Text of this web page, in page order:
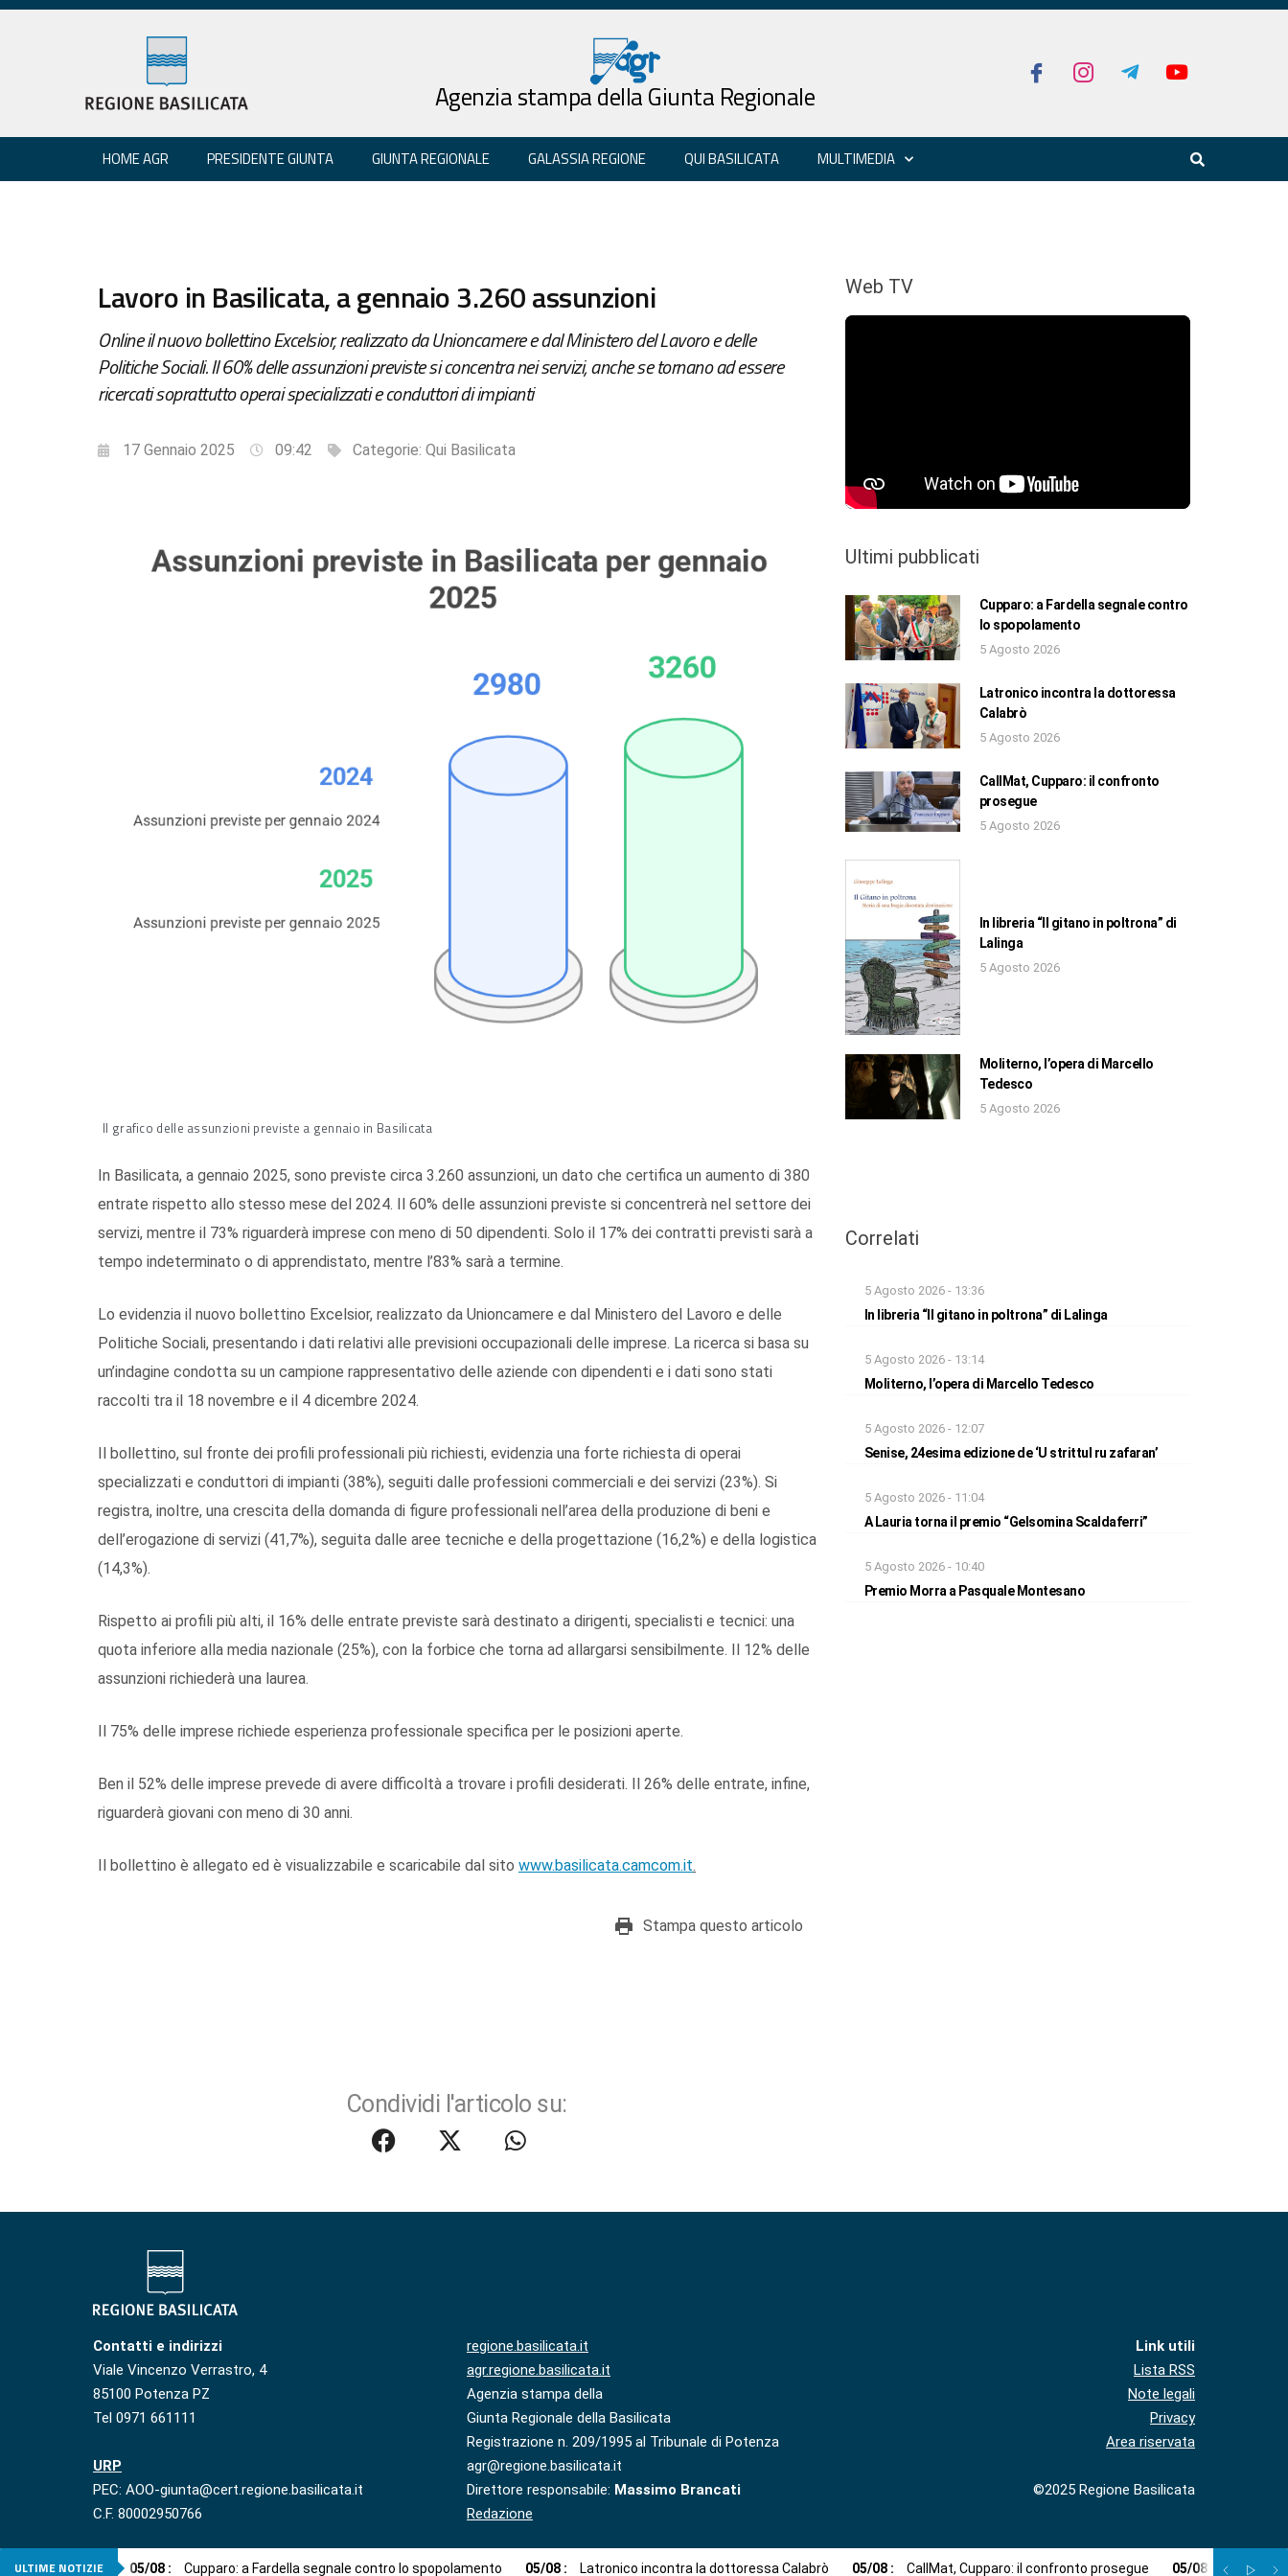
Agenzia stampa della Giunta Regionale
HOME AGR PRESIDENTE GIUNTA GIUNTA REGIONALE GALASSIA REGIONE QUI BASILICATA MULTIMEDIA
Lavoro in Basilicata, a gennaio 3.260 assunzioni
Online il nuovo bollettino Excelsior, realizzato da Unioncamere e dal Ministero del Lavoro e delle
Politiche Sociali. Il 60% delle assunzioni previste si concentra nei servizi, anche se tornano ad essere
ricercati soprattutto operai specializzati e conduttori di impianti
17 Gennaio 2025 09:42 Categorie: Qui Basilicata
Il grafico delle assunzioni previste a gennaio in Basilicata
In Basilicata, a gennaio 2025, sono previste circa 3.260 assunzioni, un dato che certifica un aumento di 380
entrate rispetto allo stesso mese del 2024. Il 60% delle assunzioni previste si concentrerà nel settore dei
servizi, mentre il 73% riguarderà imprese con meno di 50 dipendenti. Solo il 17% dei contratti previsti sarà a
tempo indeterminato o di apprendistato, mentre l’83% sarà a termine.
Lo evidenzia il nuovo bollettino Excelsior, realizzato da Unioncamere e dal Ministero del Lavoro e delle
Politiche Sociali, presentando i dati relativi alle previsioni occupazionali delle imprese. La ricerca si basa su
un’indagine condotta su un campione rappresentativo delle aziende con dipendenti e i dati sono stati
raccolti tra il 18 novembre e il 4 dicembre 2024.
Il bollettino, sul fronte dei profili professionali più richiesti, evidenzia una forte richiesta di operai
specializzati e conduttori di impianti (38%), seguiti dalle professioni commerciali e dei servizi (23%). Si
registra, inoltre, una crescita della domanda di figure professionali nell’area della produzione di beni e
dell’erogazione di servizi (41,7%), seguita dalle aree tecniche e della progettazione (16,2%) e della logistica
(14,3%).
Rispetto ai profili più alti, il 16% delle entrate previste sarà destinato a dirigenti, specialisti e tecnici: una
quota inferiore alla media nazionale (25%), con la forbice che torna ad allargarsi sensibilmente. Il 12% delle
assunzioni richiederà una laurea.
Il 75% delle imprese richiede esperienza professionale specifica per le posizioni aperte.
Ben il 52% delle imprese prevede di avere difficoltà a trovare i profili desiderati. Il 26% delle entrate, infine,
riguarderà giovani con meno di 30 anni.
Il bollettino è allegato ed è visualizzabile e scaricabile dal sito www.basilicata.camcom.it.
Stampa questo articolo
Condividi l'articolo su:
Web TV
Ultimi pubblicati
Cupparo: a Fardella segnale contro
lo spopolamento
5 Agosto 2026
Latronico incontra la dottoressa
Calabrò
5 Agosto 2026
CallMat, Cupparo: il confronto
prosegue
5 Agosto 2026
In libreria “Il gitano in poltrona” di
Lalinga
5 Agosto 2026
Moliterno, l’opera di Marcello
Tedesco
5 Agosto 2026
Correlati
5 Agosto 2026 - 13:36
In libreria “Il gitano in poltrona” di Lalinga
5 Agosto 2026 - 13:14
Moliterno, l’opera di Marcello Tedesco
5 Agosto 2026 - 12:07
Senise, 24esima edizione de ‘U strittul ru zafaran’
5 Agosto 2026 - 11:04
A Lauria torna il premio “Gelsomina Scaldaferri”
5 Agosto 2026 - 10:40
Premio Morra a Pasquale Montesano
Contatti e indirizzi
Viale Vincenzo Verrastro, 4
85100 Potenza PZ
Tel 0971 661111
URP
PEC: AOO-giunta@cert.regione.basilicata.it
C.F. 80002950766
regione.basilicata.it
agr.regione.basilicata.it
Agenzia stampa della
Giunta Regionale della Basilicata
Registrazione n. 209/1995 al Tribunale di Potenza
agr@regione.basilicata.it
Direttore responsabile: Massimo Brancati
Redazione
Link utili
Lista RSS
Note legali
Privacy
Area riservata
©2025 Regione Basilicata
ULTIME NOTIZIE 05/08 : Cupparo: a Fardella segnale contro lo spopolamento 05/08 : Latronico incontra la dottoressa Calabrò 05/08 : CallMat, Cupparo: il confronto prosegue 05/08 In libreria